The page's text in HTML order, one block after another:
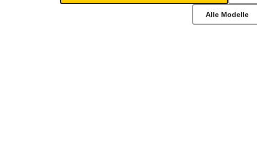
Alle Modelle